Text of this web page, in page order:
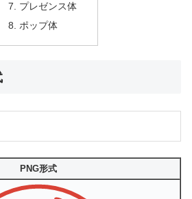
プレゼンス体
ポップ体
PNG形式